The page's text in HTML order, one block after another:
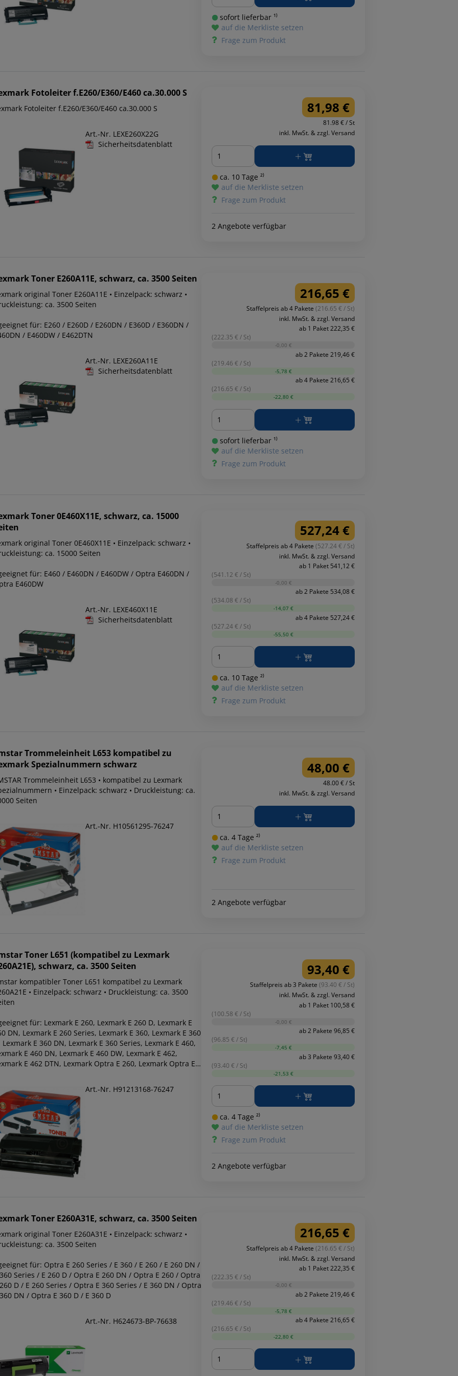
sofort lieferbar ¹⁾
auf die Merkliste setzen
Frage zum Produkt
Fotoleiter f.E260/E360/E460 ca.30.000 S
Fotoleiter f.E260/E360/E460 ca.30.000 S
Art.-Nr. LEXE260X22G
Sicherheitsdatenblatt
81,98 €
81.98 € / St
inkl. MwSt. & zzgl. Versand
Menge
ca. 10 Tage ²⁾
auf die Merkliste setzen
Frage zum Produkt
2 Angebote verfügbar
Toner E260A11E, schwarz, ca. 3500 Seiten
original Toner E260A11E • Einzelpack: schwarz •
ca. 3500 Seiten
für: E260 / E260D / E260DN / E360D / E360DN /
/ E460DW / E462DTN
Art.-Nr. LEXE260A11E
Sicherheitsdatenblatt
216,65 €
Staffelpreis ab 4 Pakete (216.65 € / St)
inkl. MwSt. & zzgl. Versand
ab 1 Paket 222,35 €
(222.35 € / St)
-0,00 €
ab 2 Pakete 219,46 €
(219.46 € / St)
-5,78 €
ab 4 Pakete 216,65 €
(216.65 € / St)
-22,80 €
Menge
sofort lieferbar ¹⁾
auf die Merkliste setzen
Frage zum Produkt
Toner 0E460X11E, schwarz, ca. 15000
original Toner 0E460X11E • Einzelpack: schwarz •
ca. 15000 Seiten
für: E460 / E460DN / E460DW / Optra E460DN /
E460DW
Art.-Nr. LEXE460X11E
Sicherheitsdatenblatt
527,24 €
Staffelpreis ab 4 Pakete (527.24 € / St)
inkl. MwSt. & zzgl. Versand
ab 1 Paket 541,12 €
(541.12 € / St)
-0,00 €
ab 2 Pakete 534,08 €
(534.08 € / St)
-14,07 €
ab 4 Pakete 527,24 €
(527.24 € / St)
-55,50 €
Menge
ca. 10 Tage ²⁾
auf die Merkliste setzen
Frage zum Produkt
Trommeleinheit L653 kompatibel zu
Spezialnummern schwarz
Trommeleinheit L653 • kompatibel zu Lexmark
• Einzelpack: schwarz • Druckleistung: ca.
Seiten
Art.-Nr. H10561295-76247
48,00 €
48.00 € / St
inkl. MwSt. & zzgl. Versand
Menge
ca. 4 Tage ²⁾
auf die Merkliste setzen
Frage zum Produkt
2 Angebote verfügbar
Toner L651 (kompatibel zu Lexmark
schwarz, ca. 3500 Seiten
kompatibler Toner L651 kompatibel zu Lexmark
• Einzelpack: schwarz • Druckleistung: ca. 3500
für: Lexmark E 260, Lexmark E 260 D, Lexmark E
DN, Lexmark E 260 Series, Lexmark E 360, Lexmark E 360
Lexmark E 360 DN, Lexmark E 360 Series, Lexmark E 460,
E 460 DN, Lexmark E 460 DW, Lexmark E 462,
E 462 DTN, Lexmark Optra E 260, Lexmark Optra E
E 360 Series, Lexmark Optra E 460 DN, Lexmark Optra
DW, Lexmark Optra E 460 Series
Art.-Nr. H91213168-76247
93,40 €
Staffelpreis ab 3 Pakete (93.40 € / St)
inkl. MwSt. & zzgl. Versand
ab 1 Paket 100,58 €
(100.58 € / St)
-0,00 €
ab 2 Pakete 96,85 €
(96.85 € / St)
-7,45 €
ab 3 Pakete 93,40 €
(93.40 € / St)
-21,53 €
Menge
ca. 4 Tage ²⁾
auf die Merkliste setzen
Frage zum Produkt
2 Angebote verfügbar
Toner E260A31E, schwarz, ca. 3500 Seiten
original Toner E260A31E • Einzelpack: schwarz •
ca. 3500 Seiten
für: Optra E 260 Series / E 360 / E 260 / E 260 DN /
Series / E 260 D / Optra E 260 DN / Optra E 260 / Optra
D / E 260 Series / Optra E 360 Series / E 360 DN / Optra
DN / Optra E 360 D / E 360 D
Art.-Nr. H624673-BP-76638
216,65 €
Staffelpreis ab 4 Pakete (216.65 € / St)
inkl. MwSt. & zzgl. Versand
ab 1 Paket 222,35 €
(222.35 € / St)
-0,00 €
ab 2 Pakete 219,46 €
(219.46 € / St)
-5,78 €
ab 4 Pakete 216,65 €
(216.65 € / St)
-22,80 €
Menge